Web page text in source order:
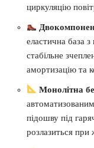
циркуляцію
еластична база
стабільне
амортизацію та
Монолітна
автоматизованим
підошву під
розлазиться при